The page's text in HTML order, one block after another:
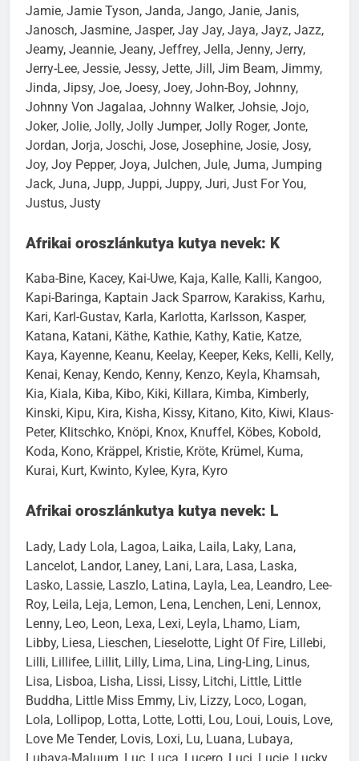
Jamie, Jamie Tyson, Janda, Jango, Janie, Janis,
Janosch, Jasmine, Jasper, Jay Jay, Jaya, Jayz, Jazz,
Jeamy, Jeannie, Jeany, Jeffrey, Jella, Jenny, Jerry,
Jerry-Lee, Jessie, Jessy, Jette, Jill, Jim Beam, Jimmy,
Jinda, Jipsy, Joe, Joesy, Joey, John-Boy, Johnny,
Johnny Von Jagalaa, Johnny Walker, Johsie, Jojo,
Joker, Jolie, Jolly, Jolly Jumper, Jolly Roger, Jonte,
Jordan, Jorja, Joschi, Jose, Josephine, Josie, Josy,
Joy, Joy Pepper, Joya, Julchen, Jule, Juma, Jumping
Jack, Juna, Jupp, Juppi, Juppy, Juri, Just For You,
Justus, Justy
Afrikai oroszlánkutya kutya nevek: K
Kaba-Bine, Kacey, Kai-Uwe, Kaja, Kalle, Kalli, Kangoo,
Kapi-Baringa, Kaptain Jack Sparrow, Karakiss, Karhu,
Kari, Karl-Gustav, Karla, Karlotta, Karlsson, Kasper,
Katana, Katani, Käthe, Kathie, Kathy, Katie, Katze,
Kaya, Kayenne, Keanu, Keelay, Keeper, Keks, Kelli, Kelly,
Kenai, Kenay, Kendo, Kenny, Kenzo, Keyla, Khamsah,
Kia, Kiala, Kiba, Kibo, Kiki, Killara, Kimba, Kimberly,
Kinski, Kipu, Kira, Kisha, Kissy, Kitano, Kito, Kiwi, Klaus-
Peter, Klitschko, Knöpi, Knox, Knuffel, Köbes, Kobold,
Koda, Kono, Kräppel, Kristie, Kröte, Krümel, Kuma,
Kurai, Kurt, Kwinto, Kylee, Kyra, Kyro
Afrikai oroszlánkutya kutya nevek: L
Lady, Lady Lola, Lagoa, Laika, Laila, Laky, Lana,
Lancelot, Landor, Laney, Lani, Lara, Lasa, Laska,
Lasko, Lassie, Laszlo, Latina, Layla, Lea, Leandro, Lee-
Roy, Leila, Leja, Lemon, Lena, Lenchen, Leni, Lennox,
Lenny, Leo, Leon, Lexa, Lexi, Leyla, Lhamo, Liam,
Libby, Liesa, Lieschen, Lieselotte, Light Of Fire, Lillebi,
Lilli, Lillifee, Lillit, Lilly, Lima, Lina, Ling-Ling, Linus,
Lisa, Lisboa, Lisha, Lissi, Lissy, Litchi, Little, Little
Buddha, Little Miss Emmy, Liv, Lizzy, Loco, Logan,
Lola, Lollipop, Lotta, Lotte, Lotti, Lou, Loui, Louis, Love,
Love Me Tender, Lovis, Loxi, Lu, Luana, Lubaya,